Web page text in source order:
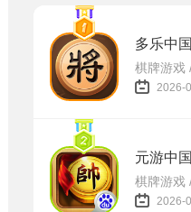
多乐中
棋牌游戏
2026-
元游中
棋牌游戏
2026-